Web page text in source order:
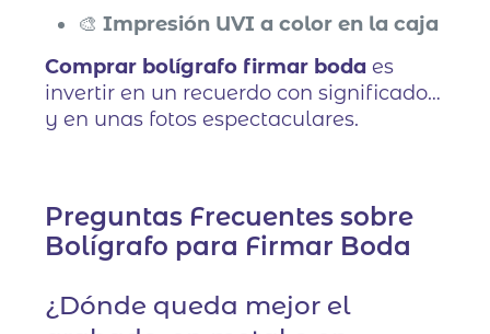
🎨Impresión UVI a color en la caja
Comprar bolígrafo firmar boda es
invertir en un recuerdo con significado…
y en unas fotos espectaculares.
Preguntas Frecuentes sobre
Bolígrafo para Firmar Boda
¿Dónde queda mejor el